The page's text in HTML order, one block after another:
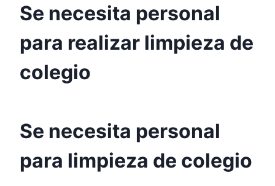
Se necesita personal
para realizar limpieza de
colegio
Se necesita personal
para limpieza de colegio